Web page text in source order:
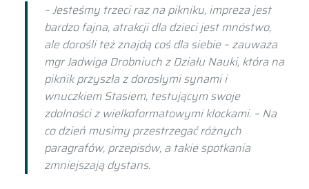
– Jesteśmy trzeci raz na pikniku, impreza jest
bardzo fajna, atrakcji dla dzieci jest mnóstwo,
ale dorośli też znajdą coś dla siebie – zauważa
mgr Jadwiga Drobniuch z Działu Nauki, która na
piknik przyszła z dorosłymi synami i
wnuczkiem Stasiem, testującym swoje
zdolności z wielkoformatowymi klockami. – Na
co dzień musimy przestrzegać różnych
paragrafów, przepisów, a takie spotkania
zmniejszają dystans.